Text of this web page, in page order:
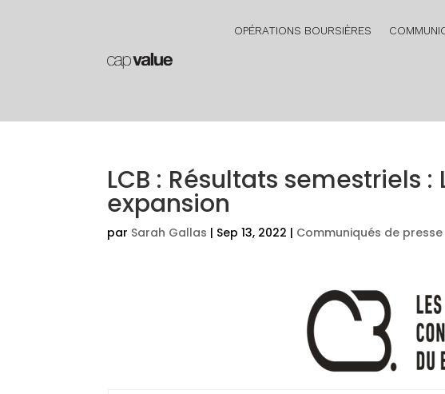
OPÉRATIONS BOURSIÈRES
LCB : Résultats semestriels :
expansion
par Sarah Gallas | Sep 13, 2022 | Communiqués de presse